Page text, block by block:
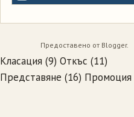
Предоставено от Blogger.
Класация (9) Откъс (11)
Представяне (16) Промоция